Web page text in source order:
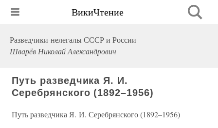
ВикиЧтение
Разведчики-нелегалы СССР и России
Шварёв Николай Александрович
Путь разведчика Я. И.
Серебрянского (1892–1956)
Путь разведчика Я. И. Серебрянского (1892–1956)